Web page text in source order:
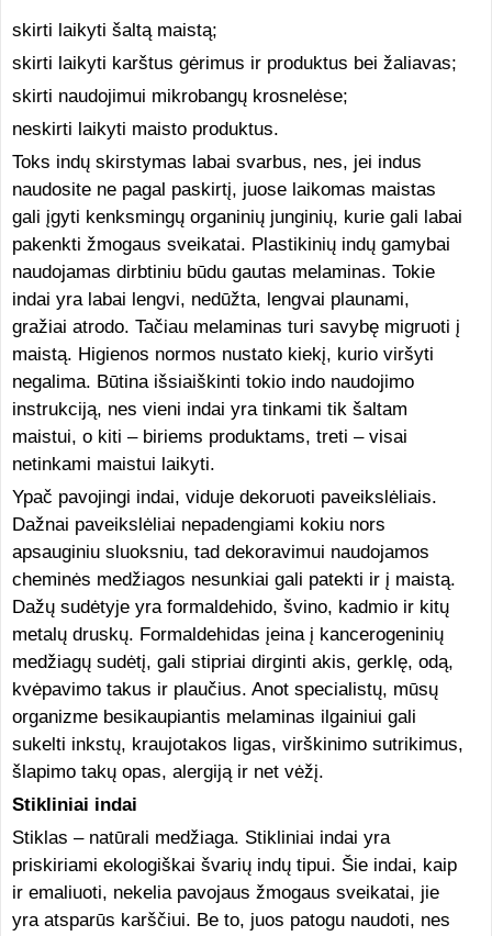
skirti laikyti šaltą maistą;
skirti laikyti karštus gėrimus ir produktus bei žaliavas;
skirti naudojimui mikrobangų krosnelėse;
neskirti laikyti maisto produktus.
Toks indų skirstymas labai svarbus, nes, jei indus
naudosite ne pagal paskirtį, juose laikomas maistas
gali įgyti kenksmingų organinių junginių, kurie gali labai
pakenkti žmogaus sveikatai. Plastikinių indų gamybai
naudojamas dirbtiniu būdu gautas melaminas. Tokie
indai yra labai lengvi, nedūžta, lengvai plaunami,
gražiai atrodo. Tačiau melaminas turi savybę migruoti į
maistą. Higienos normos nustato kiekį, kurio viršyti
negalima. Būtina išsiaiškinti tokio indo naudojimo
instrukciją, nes vieni indai yra tinkami tik šaltam
maistui, o kiti – biriems produktams, treti – visai
netinkami maistui laikyti.
Ypač pavojingi indai, viduje dekoruoti paveikslėliais.
Dažnai paveikslėliai nepadengiami kokiu nors
apsauginiu sluoksniu, tad dekoravimui naudojamos
cheminės medžiagos nesunkiai gali patekti ir į maistą.
Dažų sudėtyje yra formaldehido, švino, kadmio ir kitų
metalų druskų. Formaldehidas įeina į kancerogeninių
medžiagų sudėtį, gali stipriai dirginti akis, gerklę, odą,
kvėpavimo takus ir plaučius. Anot specialistų, mūsų
organizme besikaupiantis melaminas ilgainiui gali
sukelti inkstų, kraujotakos ligas, virškinimo sutrikimus,
šlapimo takų opas, alergiją ir net vėžį.
Stikliniai indai
Stiklas – natūrali medžiaga. Stikliniai indai yra
priskiriami ekologiškai švarių indų tipui. Šie indai, kaip
ir emaliuoti, nekelia pavojaus žmogaus sveikatai, jie
yra atsparūs karščiui. Be to, juos patogu naudoti, nes